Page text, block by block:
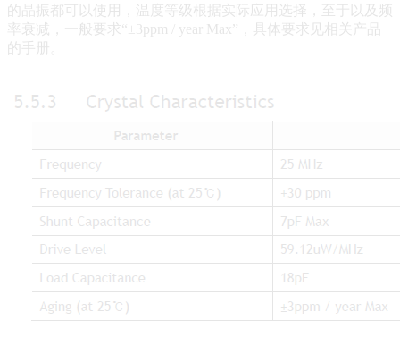
的晶振都可以使用，温度等级根据实际应用选择，至于以及频
率衰减，一般要求“±3ppm / year Max”，具体要求见相关产品
的手册。